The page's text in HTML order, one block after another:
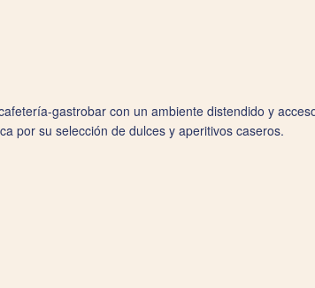
gastrobar con un ambiente distendido y
por su selección de dulces y aperitivos caseros.